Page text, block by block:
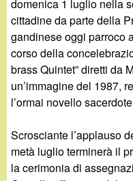
g
a
n
d
i
domenica 1 luglio nella
cittadine da parte della
gandinese oggi parroco
corso della
brass Quintet” diretti da
un’immagine del 1987,
l’ormai novello
Scrosciante l’applauso
metà luglio terminerà il
la cerimonia di